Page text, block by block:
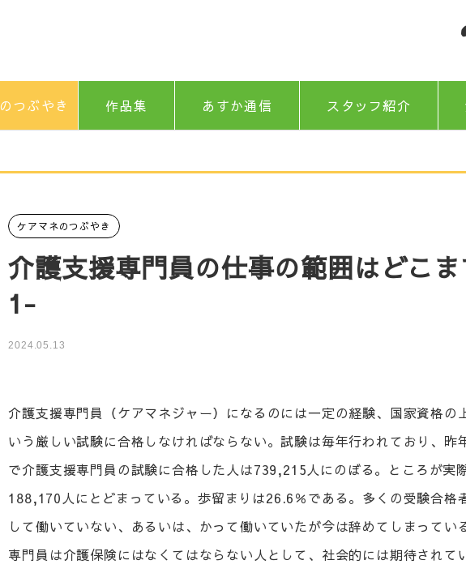
つぶやき 作品集 あすか通信 スタッフ紹介
ケアマネのつぶやき
介護支援専門員の仕事の範囲はどこ
1-
2024.05.13
介護支援専門員（ケアマネジャー）になるのには一定の経験、国家資格の
いう厳しい試験に合格しなければならない。試験は毎年行われており、昨
で介護支援専門員の試験に合格した人は739,215人にのぼる。ところが実
188,170人にとどまっている。歩留まりは26.6％である。多くの受験合格
して働いていない、あるいは、かって働いていたが今は辞めてしまってい
専門員は介護保険にはなくてはならない人として、社会的には期待されて